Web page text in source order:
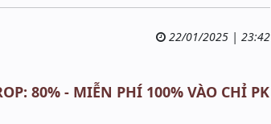
22/01/2025 | 23:42
80% - MIỄN PHÍ 100% VÀO CHỈ PK